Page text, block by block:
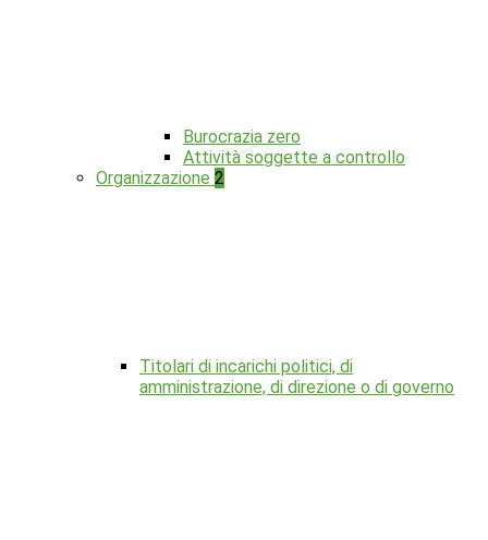
Burocrazia zero
Attività soggette a controllo
Organizzazione 2
Titolari di incarichi politici, di
amministrazione, di direzione o di governo